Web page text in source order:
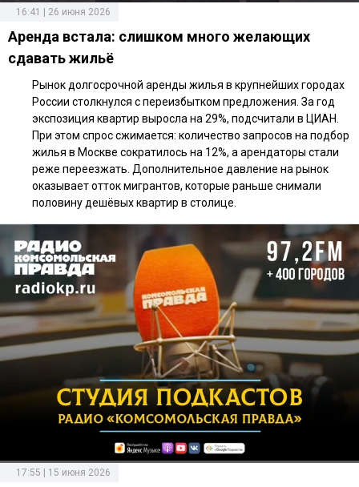
16:41 | 26 июня 2026
Аренда встала: слишком много желающих
сдавать жильё
Рынок долгосрочной аренды жилья в крупнейших городах
России столкнулся с переизбытком предложения. За год
экспозиция квартир выросла на 29%, подсчитали в ЦИАН.
При этом спрос сжимается: количество запросов на подбор
жилья в Москве сократилось на 12%, а арендаторы стали
реже переезжать. Дополнительное давление на рынок
оказывает отток мигрантов, которые раньше снимали
половину дешёвых квартир в столице.
17:55 | 15 июня 2026